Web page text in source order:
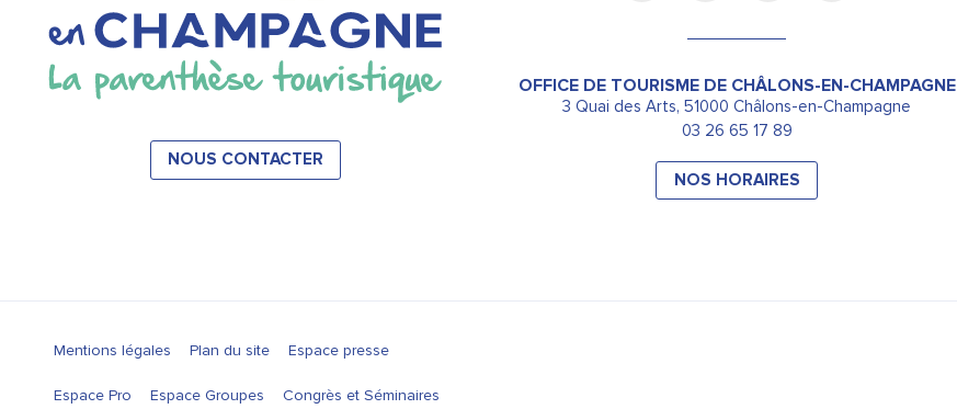
NOUS CONTACTER
OFFICE DE TOURISME DE CHÂLONS-EN-CHAMPAGNE
3 Quai des Arts, 51000 Châlons-en-Champagne
03 26 65 17 89
NOS HORAIRES
Mentions légales Plan du site Espace presse
Espace Pro Espace Groupes Congrès et Séminaires